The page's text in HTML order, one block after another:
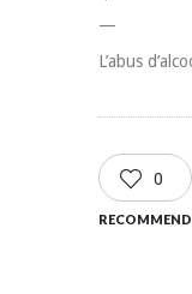
—
L’abus
0
RECOMMEND